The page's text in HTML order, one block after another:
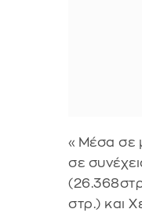
«Μέσα σε
σε
στρ.) και